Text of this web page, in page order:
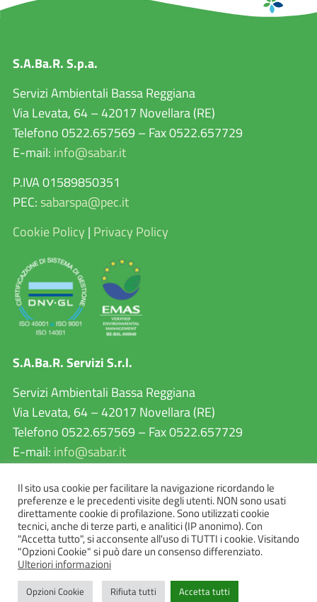
S.A.Ba.R. S.p.a.
Servizi Ambientali Bassa Reggiana
Via Levata, 64 – 42017 Novellara (RE)
Telefono 0522.657569 – Fax 0522.657729
E-mail: info@sabar.it
P.IVA 01589850351
PEC: sabarspa@pec.it
Cookie Policy | Privacy Policy
S.A.Ba.R. Servizi S.r.l.
Servizi Ambientali Bassa Reggiana
Via Levata, 64 – 42017 Novellara (RE)
Telefono 0522.657569 – Fax 0522.657729
E-mail: info@sabar.it
P.IVA 02460240357
PEC:sabarservizisrl@pec.it
Il sito usa cookie per facilitare la navigazione ricordando le
preferenze e le precedenti visite degli utenti. NON sono usati
direttamente cookie di profilazione. Sono utilizzati cookie
tecnici, anche di terze parti, e analitici (IP anonimo). Con
"Accetta tutto", si acconsente all'uso di TUTTI i cookie. Visitando
"Opzioni Cookie" si può dare un consenso differenziato.
Ulteriori informazioni
Opzioni Cookie Rifiuta tutti Accetta tutti